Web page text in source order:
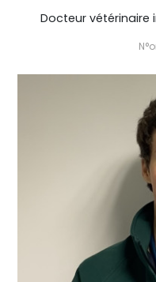
Docteur vétérinaire